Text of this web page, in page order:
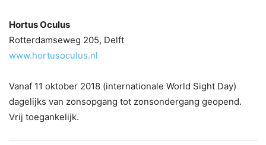
Hortus Oculus
Rotterdamseweg 205, Delft
www.hortusoculus.nl
Vanaf 11 oktober 2018 (internationale World Sight Day)
dagelijks van zonsopgang tot zonsondergang geopend.
Vrij toegankelijk.